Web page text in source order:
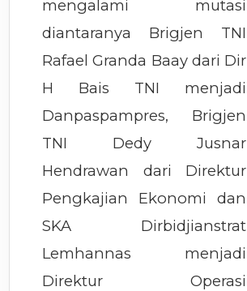
mengalami mutasi
diantaranya Brigjen TNI
Rafael Granda Baay dari Dir
H Bais TNI menjadi
Danpaspampres, Brigjen
TNI Dedy Jusnar
Hendrawan dari Direktur
Pengkajian Ekonomi dan
SKA Dirbidjianstrat
Lemhannas menjadi
Direktur Operasi